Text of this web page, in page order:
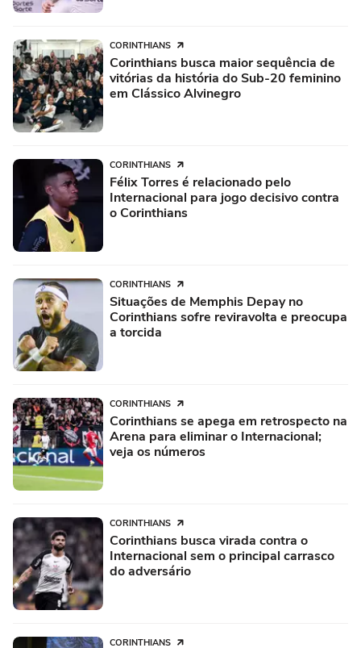
CORINTHIANS
Corinthians busca maior sequência de
vitórias da história do Sub-20 feminino
em Clássico Alvinegro
CORINTHIANS
Félix Torres é relacionado pelo
Internacional para jogo decisivo contra
o Corinthians
CORINTHIANS
Situações de Memphis Depay no
Corinthians sofre reviravolta e preocupa
a torcida
CORINTHIANS
Corinthians se apega em retrospecto na
Arena para eliminar o Internacional;
veja os números
CORINTHIANS
Corinthians busca virada contra o
Internacional sem o principal carrasco
do adversário
CORINTHIANS